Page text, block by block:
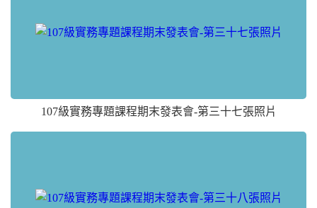
107級實務專題課程期末發表會-第三十七張照片